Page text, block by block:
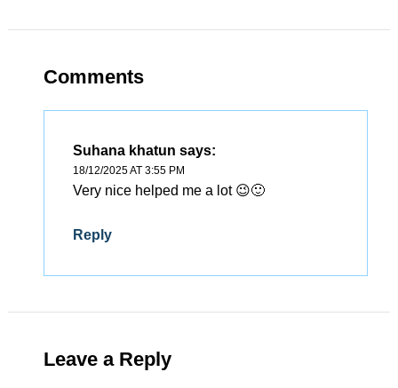
Comments
Suhana khatun says:
18/12/2025 AT 3:55 PM
Very nice helped me a lot 😉🙂
Reply
Leave a Reply